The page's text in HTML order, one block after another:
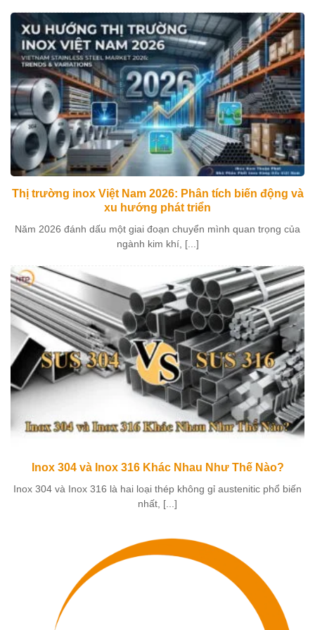
Thị trường inox Việt Nam 2026: Phân tích biến động và
xu hướng phát triển
Năm 2026 đánh dấu một giai đoạn chuyển mình quan trọng của
ngành kim khí, [...]
Inox 304 và Inox 316 Khác Nhau Như Thế Nào?
Inox 304 và Inox 316 là hai loại thép không gỉ austenitic phổ biến
nhất, [...]